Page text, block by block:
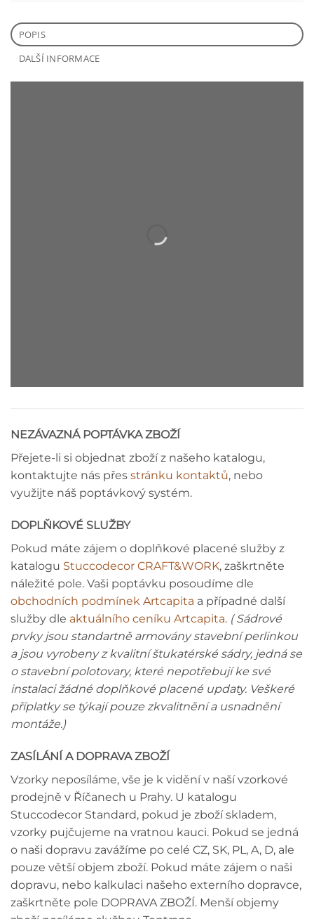
POPIS
DALŠÍ INFORMACE
NEZÁVAZNÁ POPTÁVKA ZBOŽÍ
Přejete-li si objednat zboží z našeho katalogu,
kontaktujte nás přes stránku kontaktů, nebo
využijte náš poptávkový systém.
DOPLŇKOVÉ SLUŽBY
Pokud máte zájem o doplňkové placené služby z
katalogu Stuccodecor CRAFT&WORK, zaškrtněte
náležité pole. Vaši poptávku posoudíme dle
obchodních podmínek Artcapita a případné další
služby dle aktuálního ceníku Artcapita. ( Sádrové
prvky jsou standartně armovány stavební perlinkou
a jsou vyrobeny z kvalitní štukatérské sádry, jedná se
o stavební polotovary, které nepotřebují ke své
instalaci žádné doplňkové placené updaty. Veškeré
příplatky se týkají pouze zkvalitnění a usnadnění
montáže.)
ZASÍLÁNÍ A DOPRAVA ZBOŽÍ
Vzorky neposíláme, vše je k vidění v naší vzorkové
prodejně v Říčanech u Prahy. U katalogu
Stuccodecor Standard, pokud je zboží skladem,
vzorky pujčujeme na vratnou kauci. Pokud se jedná
o naši dopravu zavážíme po celé CZ, SK, PL, A, D, ale
pouze větší objem zboží. Pokud máte zájem o naši
dopravu, nebo kalkulaci našeho externího dopravce,
zaškrtněte pole DOPRAVA ZBOŽÍ. Menší objemy